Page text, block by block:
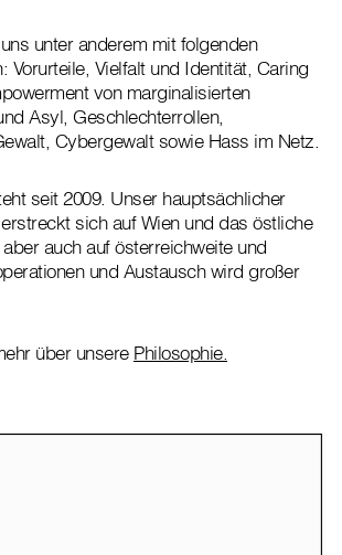
unter anderem mit folgenden
Vorurteile, Vielfalt und Identität, Caring
von marginalisierten
Asyl, Geschlechterrollen,
Cybergewalt sowie Hass im Netz.
seit 2009. Unser hauptsächlicher
sich auf Wien und das östliche
auch auf österreichweite und
und Austausch wird großer
über unsere Philosophie.